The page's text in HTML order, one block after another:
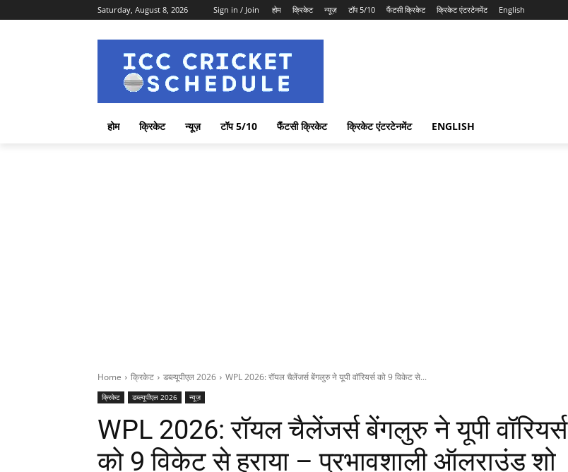
Saturday, August 8, 2026 Sign in / Join होम क्रिकेट न्यूज़ टॉप 5/10 फैंटसी क्रिकेट क्रिकेट एंटरटेनमेंट English
होम क्रिकेट न्यूज़ टॉप 5/10 फैंटसी क्रिकेट क्रिकेट एंटरटेनमेंट ENGLISH
Home क्रिकेट डब्ल्यूपीएल 2026 WPL 2026: रॉयल चैलेंजर्स बेंगलुरु ने यूपी वॉरियर्स को 9 विकेट से...
क्रिकेट डब्ल्यूपीएल 2026 न्यूज़
WPL 2026: रॉयल चैलेंजर्स बेंगलुरु ने यूपी वॉरियर्स
को 9 विकेट से हराया – प्रभावशाली ऑलराउंड शो